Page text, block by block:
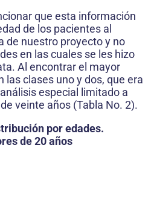
que esta información
de los pacientes al
de nuestro proyecto y no
en las cuales se les hizo
Al encontrar el mayor
las clases uno y dos, que era
especial limitado a
veinte años (Tabla No. 2).
por edades.
de 20 años